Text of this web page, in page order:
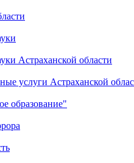
Астраханской области
услуги Астраханской
образование"